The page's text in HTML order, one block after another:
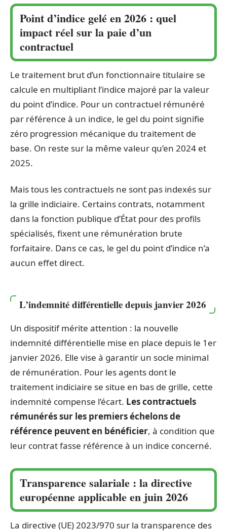
Point d’indice gelé en 2026 : quel
impact réel sur la paie d’un
contractuel
Le traitement brut d’un fonctionnaire titulaire se
calcule en multipliant l’indice majoré par la valeur
du point d’indice. Pour un contractuel rémunéré
par référence à un indice, le gel du point signifie
zéro progression mécanique du traitement de
base. On reste sur la même valeur qu’en 2024 et
2025.
Mais tous les contractuels ne sont pas indexés sur
la grille indiciaire. Certains contrats, notamment
dans la fonction publique d’État pour des profils
spécialisés, fixent une rémunération brute
forfaitaire. Dans ce cas, le gel du point d’indice n’a
aucun effet direct.
L’indemnité différentielle depuis janvier 2026
Un dispositif mérite attention : la nouvelle
indemnité différentielle mise en place depuis le 1er
janvier 2026. Elle vise à garantir un socle minimal
de rémunération. Pour les agents dont le
traitement indiciaire se situe en bas de grille, cette
indemnité compense l’écart. Les contractuels
rémunérés sur les premiers échelons de
référence peuvent en bénéficier, à condition que
leur contrat fasse référence à un indice concerné.
Transparence salariale : la directive
européenne applicable en juin 2026
La directive (UE) 2023/970 sur la transparence des